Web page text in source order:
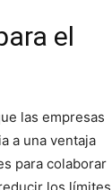
el
las empresas
a una ventaja
para colaborar